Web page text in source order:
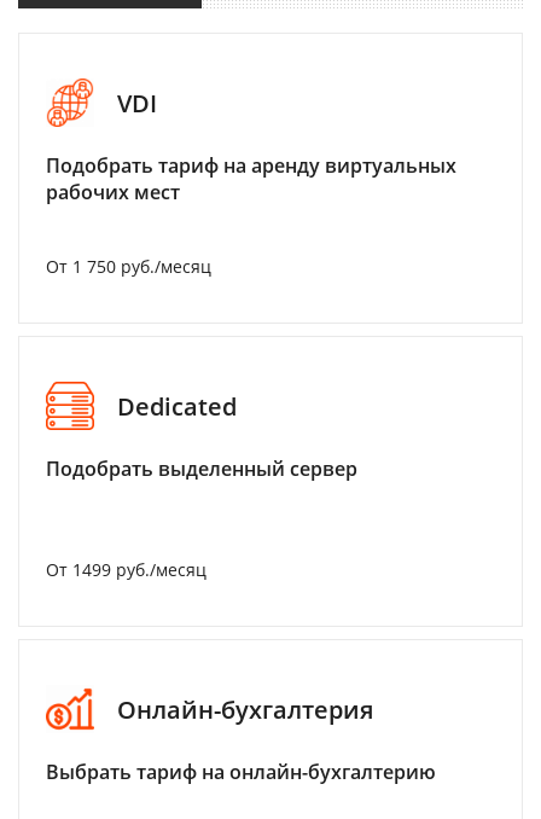
VDI
Подобрать тариф на аренду виртуальных
рабочих мест
От 1 750 руб./месяц
Dedicated
Подобрать выделенный сервер
От 1499 руб./месяц
Онлайн-бухгалтерия
Выбрать тариф на онлайн-бухгалтерию